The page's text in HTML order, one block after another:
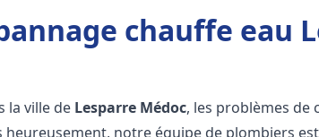
chauffe eau
la ville de Lesparre Médoc, les problèmes de
heureusement, notre équipe de plombiers